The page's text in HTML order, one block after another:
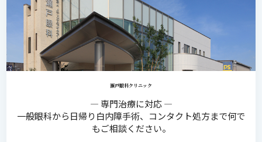
瀬戸眼科クリニック
― 専門治療に対応 ―
一般眼科から日帰り白内障手術、コンタクト処方まで何で
もご相談ください。